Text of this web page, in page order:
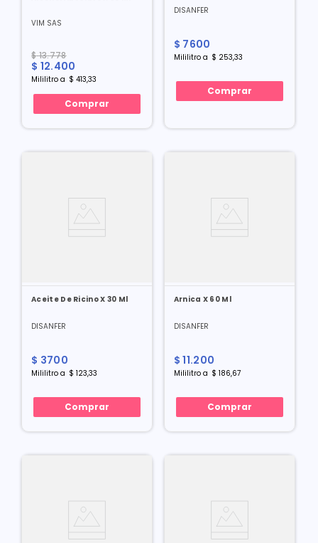
VIM SAS
$ 13.778
$ 12.400
Mililitro a $ 413,33
Comprar
DISANFER
$ 7600
Mililitroa $ 253,33
Comprar
Aceite De Ricino X 30 Ml
DISANFER
$ 3700
Mililitro a $ 123,33
Comprar
Arnica X 60 Ml
DISANFER
$ 11.200
Mililitroa $ 186,67
Comprar